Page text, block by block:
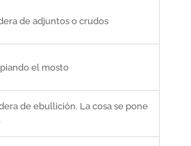
de adjuntos o crudos
el mosto
de ebullición. La cosa se pone